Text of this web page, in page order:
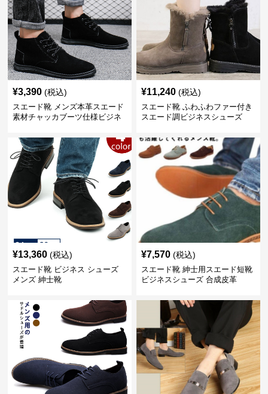
¥3,390 (税込)
スエード靴 メンズ本革スエード
素材チャッカブーツ仕様ビジネ
¥11,240 (税込)
スエード靴 ふわふわファー付き
スエード調ビジネスシューズ
¥13,360 (税込)
スエード靴 ビジネス シューズ
メンズ 紳士靴
¥7,570 (税込)
スエード靴 紳士用スエード短靴
ビジネスシューズ 合成皮革